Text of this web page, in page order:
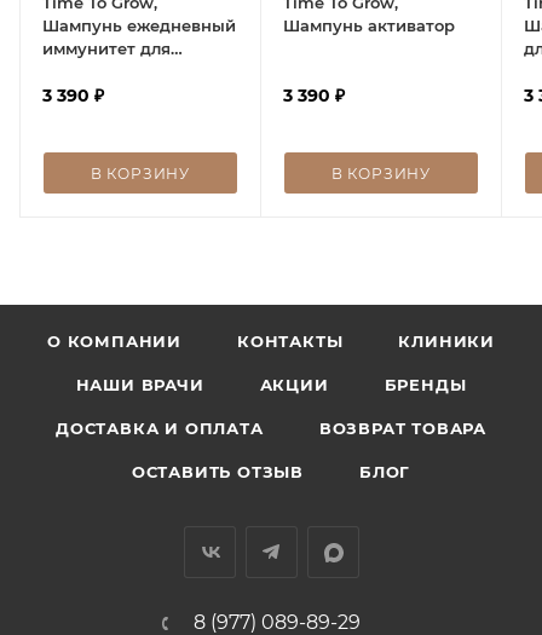
Шампунь ежедневный
иммунитет для
3 390 ₽
В КОРЗИНУ
Шампунь активатор
3 390 ₽
В КОРЗИНУ
3
О КОМПАНИИ КОНТАКТЫ КЛИНИКИ
НАШИ ВРАЧИ АКЦИИ БРЕНДЫ
ДОСТАВКА И ОПЛАТА ВОЗВРАТ ТОВАРА
ОСТАВИТЬ ОТЗЫВ БЛОГ
8 (977) 089-89-29